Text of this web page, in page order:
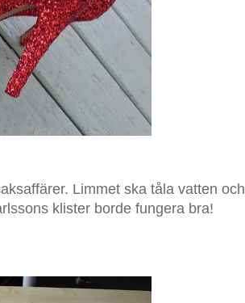
Limmet ska tåla vatten och
klister borde fungera bra!